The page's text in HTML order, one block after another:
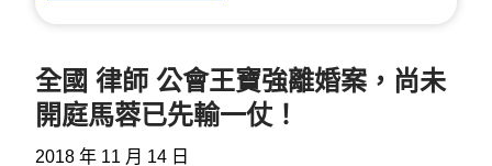
全國 律師 公會王寶強離婚案，尚未
開庭馬蓉已先輸一仗！
2018 年 11 月 14 日